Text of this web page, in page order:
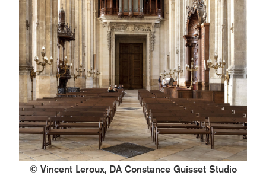
© Vincent Leroux, DA Constance Guisset Studio